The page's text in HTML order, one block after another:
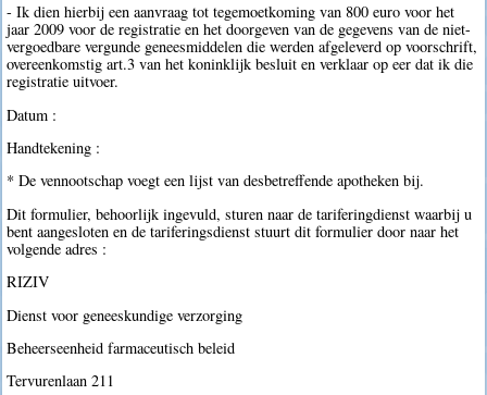
- Ik dien hierbij een aanvraag tot tegemoetkoming van 800 euro voor het
jaar 2009 voor de registratie en het doorgeven van de gegevens van de niet-
vergoedbare vergunde geneesmiddelen die werden afgeleverd op voorschrift,
overeenkomstig art.3 van het koninklijk besluit en verklaar op eer dat ik die
registratie uitvoer.
Datum :
Handtekening :
* De vennootschap voegt een lijst van desbetreffende apotheken bij.
Dit formulier, behoorlijk ingevuld, sturen naar de tariferingdienst waarbij u
bent aangesloten en de tariferingsdienst stuurt dit formulier door naar het
volgende adres :
RIZIV
Dienst voor geneeskundige verzorging
Beheerseenheid farmaceutisch beleid
Tervurenlaan 211